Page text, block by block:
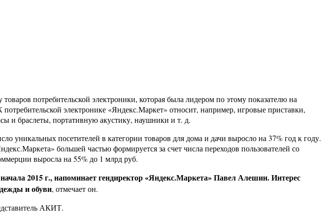
потребительской электроники, которая была лидером по этому показателю на
электронике «Яндекс.Маркет» относит, например, игровые приставки,
и браслеты, портативную акустику, наушники и т. д.
уникальных посетителей в категории товаров для дома и дачи выросло на 37% год к году.
большей частью формируется за счет числа переходов пользователей со
выросла на 55% до 1 млрд руб.
2015 г., напоминает гендиректор «Яндекс.Маркета» Павел Алешин. Интерес
и обуви, отмечает он.
АКИТ.